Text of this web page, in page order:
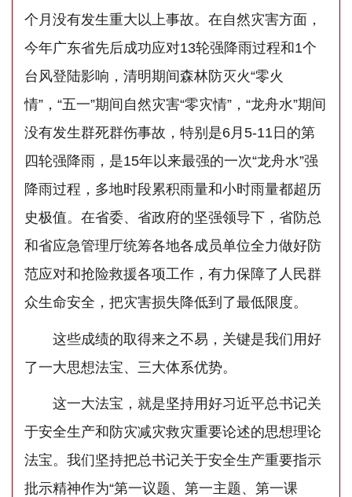
个月没有发生重大以上事故。在自然灾害方面，
今年广东省先后成功应对13轮强降雨过程和1个
台风登陆影响，清明期间森林防灭火“零火
情”，“五一”期间自然灾害“零灾情”，“龙舟水”期间
没有发生群死群伤事故，特别是6月5-11日的第
四轮强降雨，是15年以来最强的一次“龙舟水”强
降雨过程，多地时段累积雨量和小时雨量都超历
史极值。在省委、省政府的坚强领导下，省防总
和省应急管理厅统筹各地各成员单位全力做好防
范应对和抢险救援各项工作，有力保障了人民群
众生命安全，把灾害损失降低到了最低限度。
这些成绩的取得来之不易，关键是我们用好
了一大思想法宝、三大体系优势。
这一大法宝，就是坚持用好习近平总书记关
于安全生产和防灾减灾救灾重要论述的思想理论
法宝。我们坚持把总书记关于安全生产重要指示
批示精神作为“第一议题、第一主题、第一课